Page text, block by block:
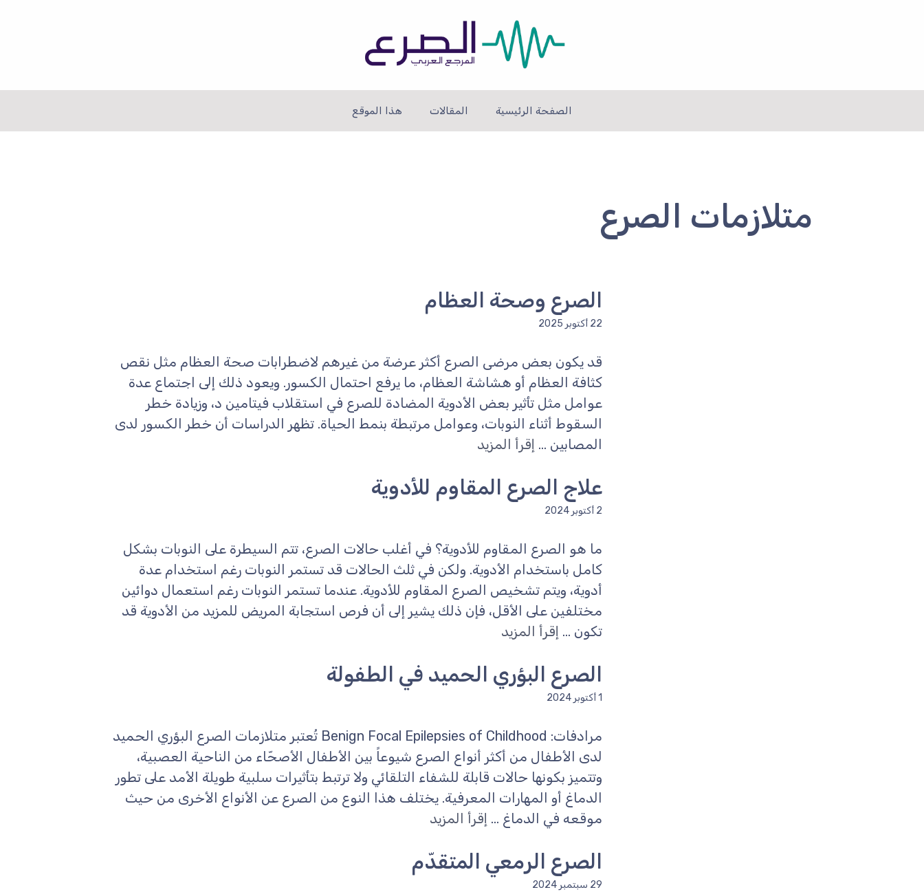
الصفحة الرئيسية المقالات هذا الموقع
متلازمات الصرع
الصرع وصحة العظام
22 أكتوبر 2025
قد يكون بعض مرضى الصرع أكثر عرضة من غيرهم لاضطرابات صحة العظام مثل نقص
كثافة العظام أو هشاشة العظام، ما يرفع احتمال الكسور. ويعود ذلك إلى اجتماع عدة
عوامل مثل تأثير بعض الأدوية المضادة للصرع في استقلاب فيتامين د، وزيادة خطر
السقوط أثناء النوبات، وعوامل مرتبطة بنمط الحياة. تظهر الدراسات أن خطر الكسور لدى
المصابين ... إقرأ المزيد
علاج الصرع المقاوم للأدوية
2 أكتوبر 2024
ما هو الصرع المقاوم للأدوية؟ في أغلب حالات الصرع، تتم السيطرة على النوبات بشكل
كامل باستخدام الأدوية. ولكن في ثلث الحالات قد تستمر النوبات رغم استخدام عدة
أدوية، ويتم تشخيص الصرع المقاوم للأدوية. عندما تستمر النوبات رغم استعمال دوائين
مختلفين على الأقل، فإن ذلك يشير إلى أن فرص استجابة المريض للمزيد من الأدوية قد
تكون ... إقرأ المزيد
الصرع البؤري الحميد في الطفولة
1 أكتوبر 2024
مرادفات: Benign Focal Epilepsies of Childhood تُعتبر متلازمات الصرع البؤري الحميد
لدى الأطفال من أكثر أنواع الصرع شيوعاً بين الأطفال الأصحّاء من الناحية العصبية،
وتتميز بكونها حالات قابلة للشفاء التلقائي ولا ترتبط بتأثيرات سلبية طويلة الأمد على تطور
الدماغ أو المهارات المعرفية. يختلف هذا النوع من الصرع عن الأنواع الأخرى من حيث
موقعه في الدماغ ... إقرأ المزيد
الصرع الرمعي المتقدّم
29 سبتمبر 2024